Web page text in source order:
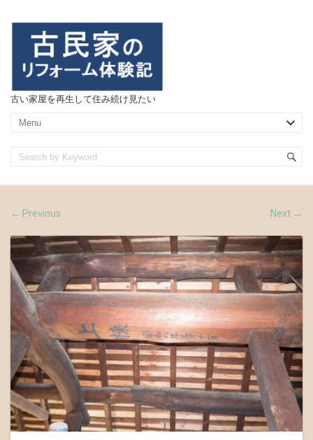
古い家屋を再生して住み続け見たい
← Previous Next →